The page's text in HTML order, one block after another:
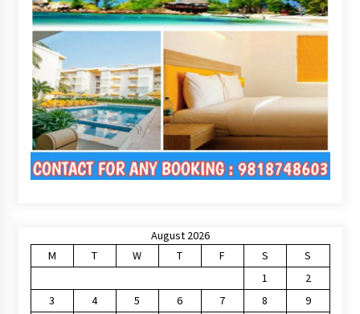
August 2026
M
T W T F S
S
1
2
3
4 5 6 7 8
9